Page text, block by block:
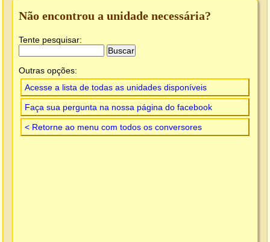
Não encontrou a unidade necessária?
Tente pesquisar:
Outras opções:
Acesse a lista de todas as unidades disponíveis
Faça sua pergunta na nossa página do facebook
< Retorne ao menu com todos os conversores